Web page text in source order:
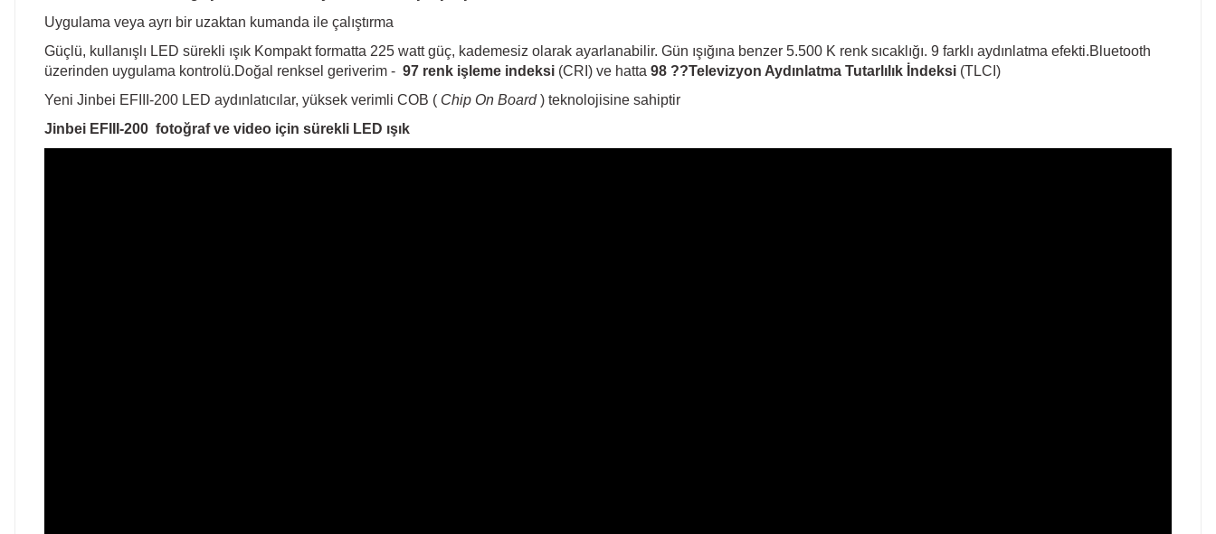
Uygulama veya ayrı bir uzaktan kumanda ile çalıştırma
Güçlü, kullanışlı LED sürekli ışık Kompakt formatta 225 watt güç, kademesiz olarak ayarlanabilir. Gün ışığına benzer 5.500 K renk sıcaklığı. 9 farklı aydınlatma efekti.Bluetooth
üzerinden uygulama kontrolü.Doğal renksel geriverim - 97 renk işleme indeksi (CRI) ve hatta 98 ??Televizyon Aydınlatma Tutarlılık İndeksi (TLCI)
Yeni Jinbei EFIII-200 LED aydınlatıcılar, yüksek verimli COB ( Chip On Board) teknolojisine sahiptir
Jinbei EFIII-200 fotoğraf ve video için sürekli LED ışık